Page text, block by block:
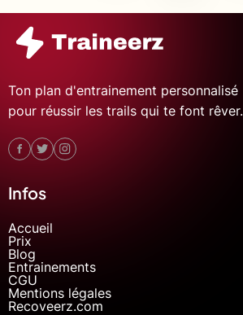
Ton plan d'entrainement personnalisé
pour réussir les trails qui te font rêver.
Infos
Accueil
Prix
Blog
Entrainements
CGU
Mentions légales
Recoveerz.com